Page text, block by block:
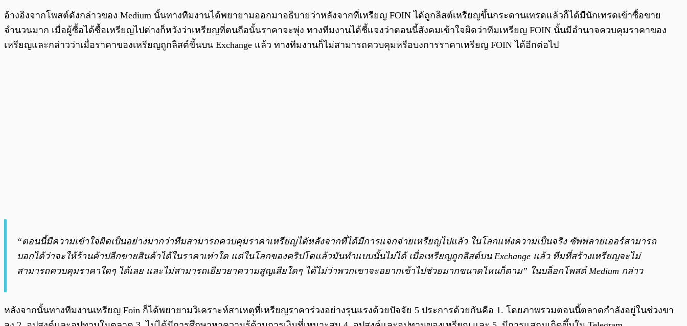
อ้างอิงจากโพสต์ดังกล่าวของ Medium นั้นทางทีมงานได้พยายามออกมาอธิบายว่าหลังจากที่เหรียญ FOIN ได้ถูกลิสต์เหรียญขึ้นกระดานเทรดแล้วก็ได้มีนักเทรดเข้าซื้อขาย
จำนวนมาก เมื่อผู้ซื้อได้ซื้อเหรียญไปต่างก็หวังว่าเหรียญที่ตนถือนั้นราคาจะพุ่ง ทางทีมงานได้ชี้แจงว่าตอนนี้สังคมเข้าใจผิดว่าทีมเหรีย​ญ FOIN นั้นมีอำนาจควบคุมราคาของ
เหรียญและกล่าวว่าเมื่อราคาของเหรียญถูกลิสต์ขี้นบน Exchange แล้ว ทางทีมงานก็ไม่สามารถควบคุมหรือบงการราคาเหรียญ​ FOIN ได้อีกต่อไป
“ตอนนี้มีความเข้าใจผิดเป็นอย่างมากว่าทีมสามารถควบคุมราคาเหรียญได้หลังจากที่ได้มีการแจกจ่ายเหรียญไปแล้ว ในโลกแห่งความเป็นจริง ซัพพลายเออร์สามารถ
บอกได้ว่าจะให้ร้านค้าปลีกขายสินค้าได้ในราคาเท่าใด แต่ในโลกของคริปโตแล้วมันทำแบบนั้นไม่ได้ เมื่อเหรียญถูกลิสต์บน Exchange แล้ว ทีมที่สร้างเหรียญจะไม่
สามารถควบคุมราคาใดๆ ได้เลย และไม่สามารถเยียวยาความสูญเสียใดๆ ได้ไม่ว่าพวกเขาจะอยากเข้าไปช่วยมากขนาดไหนก็ตาม” ในบล็อกโพสต์ Medium กล่าว
หลังจากนั้นทางทีมงานเหรียญ Foin ก็ได้พยายามวิเคราะห์สาเหตุที่เหรียญราคาร่วงอย่างรุนแรงด้วยปัจจัย 5 ประการด้วยกันคือ 1. โดยภาพรวมตอนนี้ตลาดกำลังอยู่ในช่วงขา